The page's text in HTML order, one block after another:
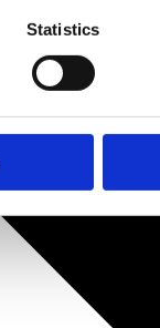
Statistics